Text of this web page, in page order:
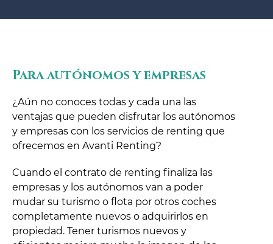
Para autónomos y empresas
¿Aún no conoces todas y cada una las
ventajas que pueden disfrutar los autónomos
y empresas con los servicios de renting que
ofrecemos en Avanti Renting?
Cuando el contrato de renting finaliza las
empresas y los autónomos van a poder
mudar su turismo o flota por otros coches
completamente nuevos o adquirirlos en
propiedad. Tener turismos nuevos y